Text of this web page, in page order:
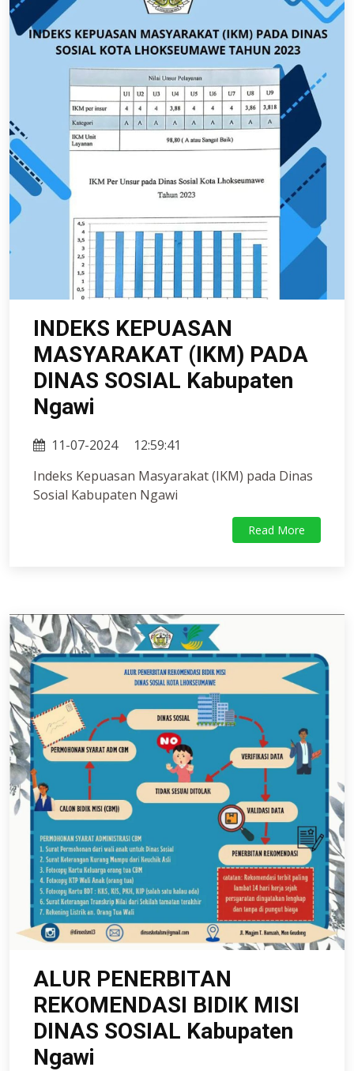
INDEKS KEPUASAN
MASYARAKAT (IKM) PADA
DINAS SOSIAL Kabupaten
Ngawi
11-07-2024
12:59:41
Indeks Kepuasan Masyarakat (IKM) pada Dinas
Sosial Kabupaten Ngawi
Read More
ALUR PENERBITAN
REKOMENDASI BIDIK MISI
DINAS SOSIAL Kabupaten
Ngawi